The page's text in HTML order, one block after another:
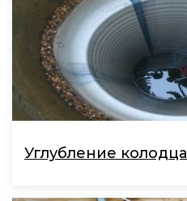
Углубление колодца